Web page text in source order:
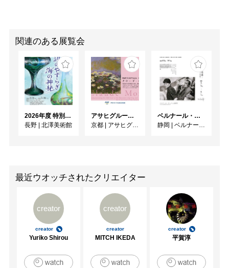
関連のある展覧会
2026年度 特別展「ガレとドーム、アール･ヌーヴォーのガラス 水辺のやすらぎ、海の神秘」
長野 | 北澤美術館
アサヒグループ大山崎山荘美術館 開館30周年記念展「没後100年 クロード・モネ」
京都 | アサヒグループ大山崎山荘美術館
ベルナール・ビュフェと写真 ーカメラがとらえたビュフェとその時代、そして21 世紀へ
静岡 | ベルナール・ビュフェ美術館
最近ウオッチされたクリエイター
creator
creator
Yuriko Shirou
creator
creator
MITCH IKEDA
creator
平賀淳